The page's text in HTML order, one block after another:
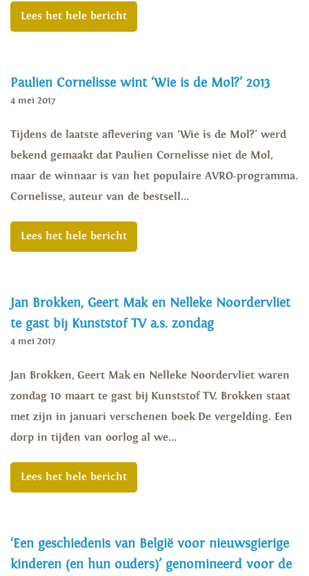
Lees het hele bericht
Paulien Cornelisse wint ‘Wie is de Mol?’ 2013
4 mei 2017
Tijdens de laatste aflevering van ‘Wie is de Mol?’ werd
bekend gemaakt dat Paulien Cornelisse niet de Mol,
maar de winnaar is van het populaire AVRO-programma.
Cornelisse, auteur van de bestsell...
Lees het hele bericht
Jan Brokken, Geert Mak en Nelleke Noordervliet
te gast bij Kunststof TV a.s. zondag
4 mei 2017
Jan Brokken, Geert Mak en Nelleke Noordervliet waren
zondag 10 maart te gast bij Kunststof TV. Brokken staat
met zijn in januari verschenen boek De vergelding. Een
dorp in tijden van oorlog al we...
Lees het hele bericht
‘Een geschiedenis van België voor nieuwsgierige
kinderen (en hun ouders)’ genomineerd voor de